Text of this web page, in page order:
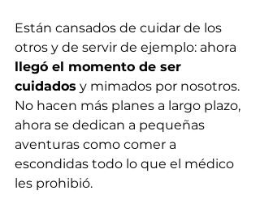
Están cansados de cuidar de los
otros y de servir de ejemplo: ahora
llegó el momento de ser
cuidados y mimados por nosotros.
No hacen más planes a largo plazo,
ahora se dedican a pequeñas
aventuras como comer a
escondidas todo lo que el médico
les prohibió.